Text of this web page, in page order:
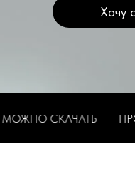
Хочу
СКАЧАТЬ